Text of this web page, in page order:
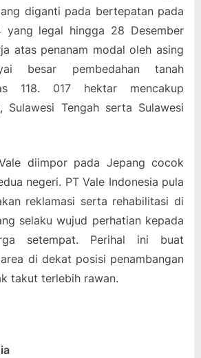
diganti pada bertepatan pada
yang legal hingga 28 Desember
atas penanam modal oleh asing
besar pembedahan tanah
118. 017 hektar mencakup
Sulawesi Tengah serta Sulawesi
diimpor pada Jepang cocok
negeri. PT Vale Indonesia pula
reklamasi serta rehabilitasi di
selaku wujud perhatian kepada
setempat. Perihal ini buat
di dekat posisi penambangan
takut terlebih rawan.